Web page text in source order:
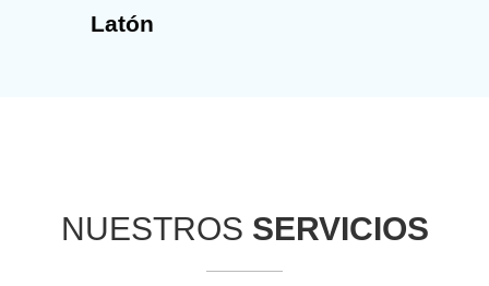
Latón
NUESTROS SERVICIOS